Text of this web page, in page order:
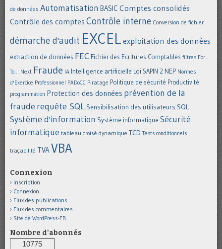
de données Automatisation BASIC Comptes consolidés
Contrôle des comptes Contrôle interne Conversion de fichier
démarche d'audit EXCEL exploitation des données
extraction de données FEC Fichier des Ecritures Comptables filtres For...
To... Next Fraude IA Intelligence artificielle Loi SAPIN 2 NEP Normes
d'Exercice Professionnel PADoCC Piratage Politique de sécurité Productivité
programmation Protection des données prévention de la
fraude requête SQL Sensibilisation des utilisateurs SQL
Système d'information Système informatique Sécurité
informatique tableau croisé dynamique TCD Tests conditionnels
traçabilité TVAVBA
Connexion
Inscription
Connexion
Flux des publications
Flux des commentaires
Site de WordPress-FR
Nombre d'abonnés
10775